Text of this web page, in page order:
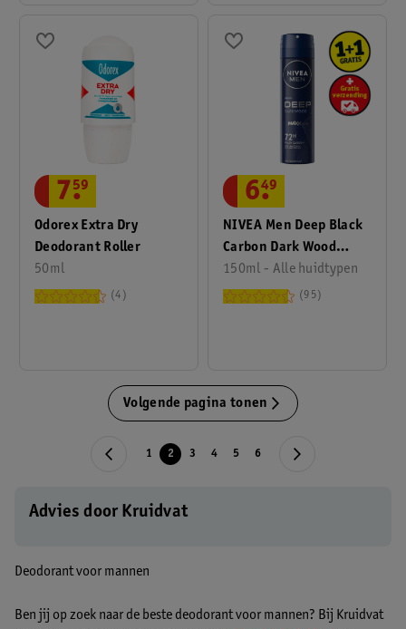
Odorex Extra Dry
Deodorant Roller
50ml
7.
59
4
NIVEA Men Deep Black
Carbon Dark Wood
Antitranspirant Spray
150ml - Alle huidtypen
6.
49
95
Volgende pagina tonen
1 2 3 4 5 6
Advies door Kruidvat
Deodorant voor mannen
Ben jij op zoek naar de beste deodorant voor mannen? Bij Kruidvat